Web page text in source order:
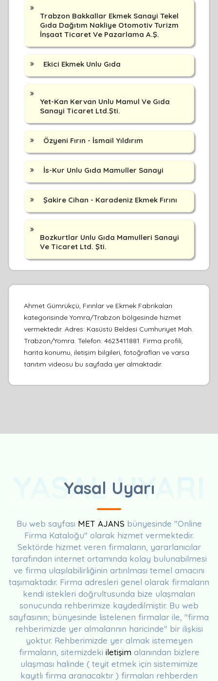
Trabzon Bakkallar Ekmek Sanayi Tekel
Gıda Dağıtım Nakliye Otomotiv Turizm
İnşaat Ticaret Ve Pazarlama A.Ş.
Ekici Ekmek Unlu Gıda
Yet-Kan Kervan Unlu Mamul Ve Gıda
Sanayi Ticaret Ltd.Şti.
Özyeni Fırın - İsmail Yıldırım
İs-Kur Unlu Gıda Mamuller Sanayi
Şakire Cihan - Karadeniz Ekmek Fırını
Bozkurtlar Unlu Gıda Mamulleri Sanayi
Ve Ticaret Ltd. Şti.
Ahmet Gümrükçü, Fırınlar ve Ekmek Fabrikaları
kategorisinde Yomra/Trabzon bölgesinde hizmet
vermektedir. Adres: Kasüstü Beldesi Cumhuriyet Mah.
Trabzon/Yomra. Telefon: 4623411881. Firma profili,
harita konumu, iletişim bilgileri, fotoğrafları ve varsa
tanıtım videosu bu sayfada yer almaktadır.
Yasal Uyarı
YASAL UYARI
Bu web sayfası MET AJANS bünyesinde "Online
Firma Kataloğu" olarak hizmet vermektedir.
Sektörde hizmet veren firmaların, yararlanıcılar
tarafından internet ortamında kolay bulunabilmesi
ve firma ulaşılabilirliğinin artırılması temel amacını
taşımaktadır. Firma adresleri genel olarak firmaların
kendi istekleri doğrultusunda bize ulaşmaları
sonucunda rehberimize kaydedilmiştir. Bu web
sayfasının; bünyesinde listelenen firmalar ile, "firma
rehberimizde yer almalarının haricinde" bir ilişkisi
yoktur. Rehberimizde yer almak istemeyen
firmaların, sitemizdeki iletişim alanından bizlere
ulaşması halinde ( teyit etmek için sistemimize
kayıtlı firma aranacaktır ) firmaları rehberden